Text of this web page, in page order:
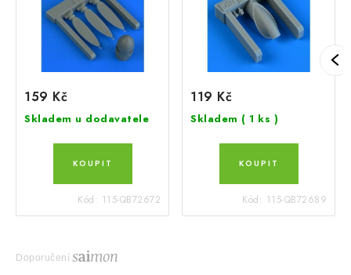
159 Kč
Skladem u dodavatele
Kód: 115-QB72672
119 Kč
Skladem ( 1 ks )
Kód: 115-QB72689
Doporučení